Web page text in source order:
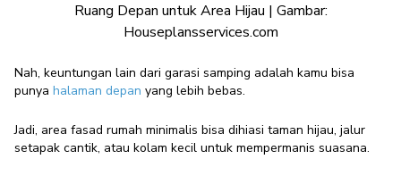
Ruang Depan untuk Area Hijau | Gambar:
Houseplansservices.com
Nah, keuntungan lain dari garasi samping adalah kamu bisa
punya halaman depan yang lebih bebas.
Jadi, area fasad rumah minimalis bisa dihiasi taman hijau, jalur
setapak cantik, atau kolam kecil untuk mempermanis suasana.